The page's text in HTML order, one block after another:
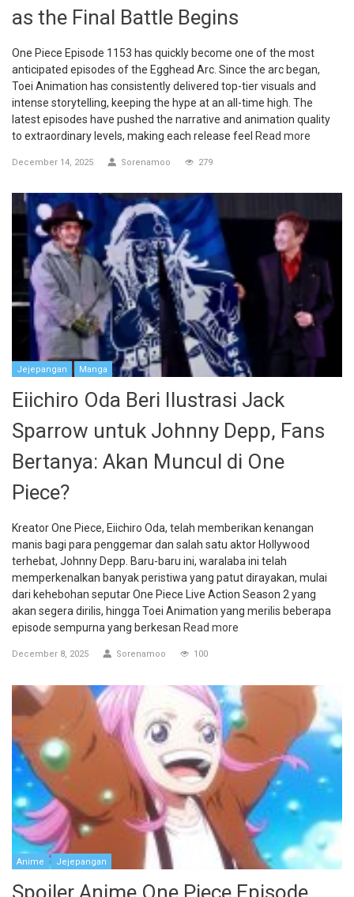
as the Final Battle Begins
One Piece Episode 1153 has quickly become one of the most
anticipated episodes of the Egghead Arc. Since the arc began,
Toei Animation has consistently delivered top-tier visuals and
intense storytelling, keeping the hype at an all-time high. The
latest episodes have pushed the narrative and animation quality
to extraordinary levels, making each release feel Read more
December 14, 2025 Sorenamoo 279
Jejepangan Manga
Eiichiro Oda Beri Ilustrasi Jack
Sparrow untuk Johnny Depp, Fans
Bertanya: Akan Muncul di One
Piece?
Kreator One Piece, Eiichiro Oda, telah memberikan kenangan
manis bagi para penggemar dan salah satu aktor Hollywood
terhebat, Johnny Depp. Baru-baru ini, waralaba ini telah
memperkenalkan banyak peristiwa yang patut dirayakan, mulai
dari kehebohan seputar One Piece Live Action Season 2 yang
akan segera dirilis, hingga Toei Animation yang merilis beberapa
episode sempurna yang berkesan Read more
December 8, 2025 Sorenamoo 100
Anime Jejepangan